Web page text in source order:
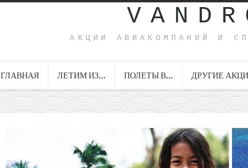
АКЦИИ АВИАКОМПАНИЙ И
ГЛАВНАЯ ЛЕТИМ ИЗ… ПОЛЕТЫ В… ДРУГИЕ